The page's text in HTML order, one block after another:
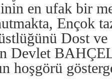
en ufak bir
Ençok
Dost ve
Devlet
hoşgörü